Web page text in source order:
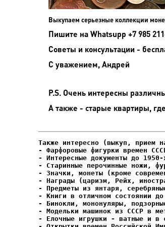
Выкупаем серьезные коллекции
Пишите на Whatsupp +7 985
Советы и консультации -
С уважением, Андрей
P.S. Очень интересны
А также - старые квартиры,
- Фарфоровые фигурки времен
- Интересные документы до
- Елочные игрушки - ватные и в